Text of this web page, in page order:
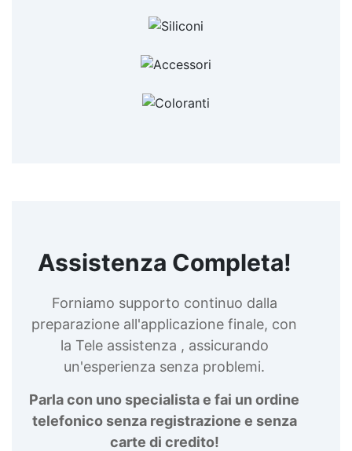
Assistenza Completa!
Forniamo supporto continuo dalla
preparazione all'applicazione finale, con
la Tele assistenza , assicurando
un'esperienza senza problemi.
Parla con uno specialista e fai un ordine
telefonico senza registrazione e senza
carte di credito!